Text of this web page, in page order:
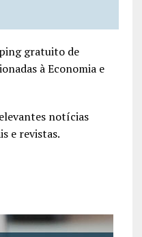
gratuito de
à Economia e
notícias
e revistas.